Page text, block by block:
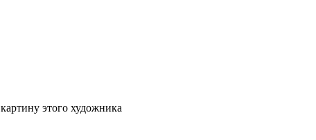
картину этого художника